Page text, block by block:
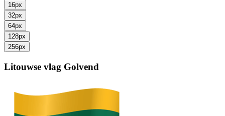
16px
32px
64px
128px
256px
Litouwse vlag Golvend